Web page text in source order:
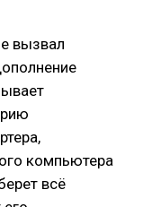
вызвал
компьютера
всё